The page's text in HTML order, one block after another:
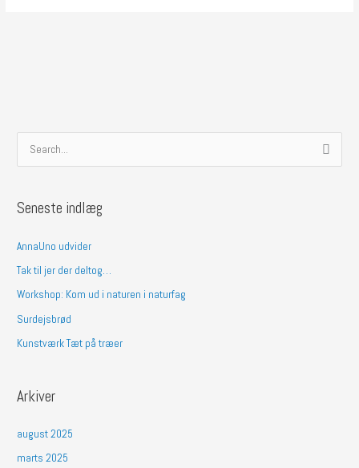
e
f
:
Seneste indlæg
AnnaUno udvider
Tak til jer der deltog…
Workshop: Kom ud i naturen i naturfag
Surdejsbrød
Kunstværk Tæt på træer
Arkiver
august 2025
marts 2025